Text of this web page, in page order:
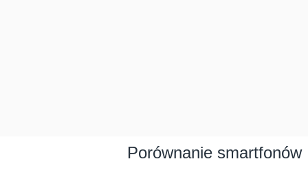
Porównanie smartfonów